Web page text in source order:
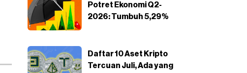
Potret Ekonomi Q2-
2026: Tumbuh 5,29%
Daftar 10 Aset Kripto
Tercuan Juli, Ada yang